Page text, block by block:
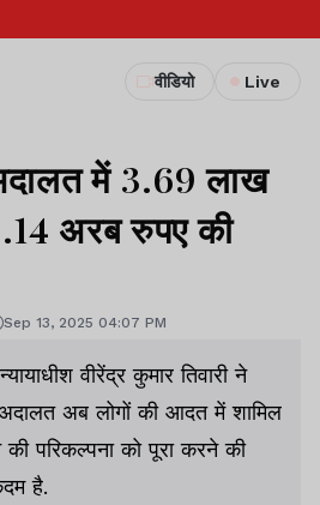
वीडियो Live
में 3.69 लाख
अरब रुपए की
Sep 13, 2025 04:07 PM
वीरेंद्र कुमार तिवारी ने
अदालत अब लोगों की आदत में शामिल
परिकल्पना को पूरा करने की
है.